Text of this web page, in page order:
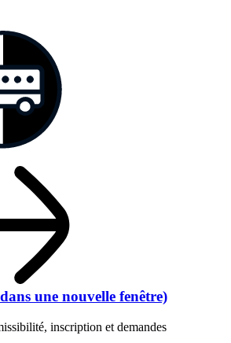
une nouvelle fenêtre)
inscription et demandes